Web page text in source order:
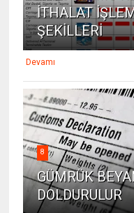
İTHALAT
ŞEKİLLERİ
Devamı
8
GÜMRÜK
DOLDURULUR